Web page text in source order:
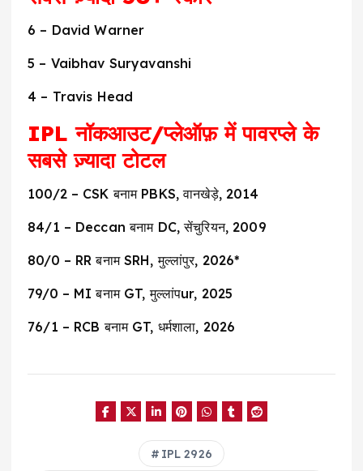
6 – David Warner
5 – Vaibhav Suryavanshi
4 – Travis Head
IPL नॉकआउट/प्लेऑफ़ में पावरप्ले के
सबसे ज़्यादा टोटल
100/2 – CSK बनाम PBKS, वानखेड़े, 2014
84/1 – Deccan बनाम DC, सेंचुरियन, 2009
80/0 – RR बनाम SRH, मुल्लांपुर, 2026*
79/0 – MI बनाम GT, मुल्लांपur, 2025
76/1 – RCB बनाम GT, धर्मशाला, 2026
IPL 2926